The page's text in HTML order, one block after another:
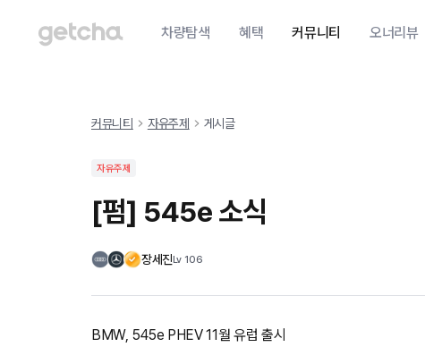
차량탐색 혜택 커뮤니티 오너리뷰
커뮤니티 자유주제 게시글
자유주제
[펌] 545e 소식
장세진Lv 106
BMW, 545e PHEV 11월 유럽 출시